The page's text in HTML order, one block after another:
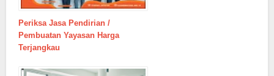
Periksa Jasa Pendirian /
Pembuatan Yayasan Harga
Terjangkau